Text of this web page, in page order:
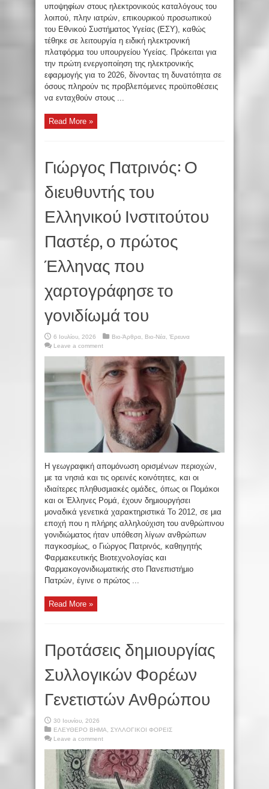
υποψηφίων στους ηλεκτρονικούς καταλόγους του
λοιπού, πλην ιατρών, επικουρικού προσωπικού
του Εθνικού Συστήματος Υγείας (ΕΣΥ), καθώς
τέθηκε σε λειτουργία η ειδική ηλεκτρονική
πλατφόρμα του υπουργείου Υγείας. Πρόκειται για
την πρώτη ενεργοποίηση της ηλεκτρονικής
εφαρμογής για το 2026, δίνοντας τη δυνατότητα σε
όσους πληρούν τις προβλεπόμενες προϋποθέσεις
να ενταχθούν στους ...
Read More »
Γιώργος Πατρινός: Ο
διευθυντής του
Ελληνικού Ινστιτούτου
Παστέρ, ο πρώτος
Έλληνας που
χαρτογράφησε το
γονιδίωμά του
6 Ιουλίου, 2026 Βιο-Άρθρα Βιο-Νέα Έρευνα
Leave a comment
Η γεωγραφική απομόνωση ορισμένων περιοχών,
με τα νησιά και τις ορεινές κοινότητες, και οι
ιδιαίτερες πληθυσμιακές ομάδες, όπως οι Πομάκοι
και οι Έλληνες Ρομά, έχουν δημιουργήσει
μοναδικά γενετικά χαρακτηριστικά Το 2012, σε μια
εποχή που η πλήρης αλληλούχιση του ανθρώπινου
γονιδιώματος ήταν υπόθεση λίγων ανθρώπων
παγκοσμίως, ο Γιώργος Πατρινός, καθηγητής
Φαρμακευτικής Βιοτεχνολογίας και
Φαρμακογονιδιωματικής στο Πανεπιστήμιο
Πατρών, έγινε ο πρώτος ...
Read More »
Προτάσεις δημιουργίας
Συλλογικών Φορέων
Γενετιστών Ανθρώπου
30 Ιουνίου, 2026
ΕΛΕΥΘΕΡΟ ΒΗΜΑ
ΣΥΛΛΟΓΙΚΟΙ ΦΟΡΕΙΣ
Leave a comment